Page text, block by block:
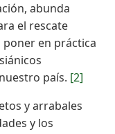
abunda
el rescate
en práctica
país. [2]
y arrabales
y los